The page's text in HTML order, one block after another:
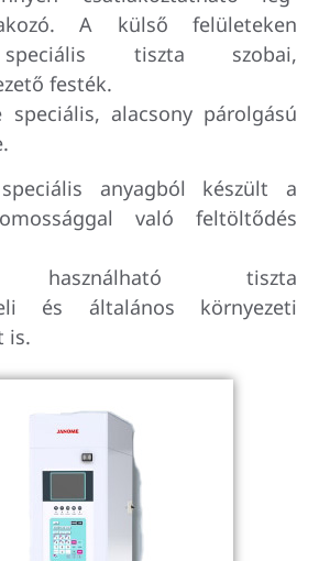
A külső felületeken
tiszta szobai,
festék.
alacsony párolgású
anyagból készült a
való feltöltődés
használható tiszta
és általános környezeti
is.